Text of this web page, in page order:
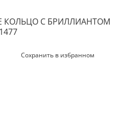
С БРИЛЛИАНТОМ
Сохранить в избранном